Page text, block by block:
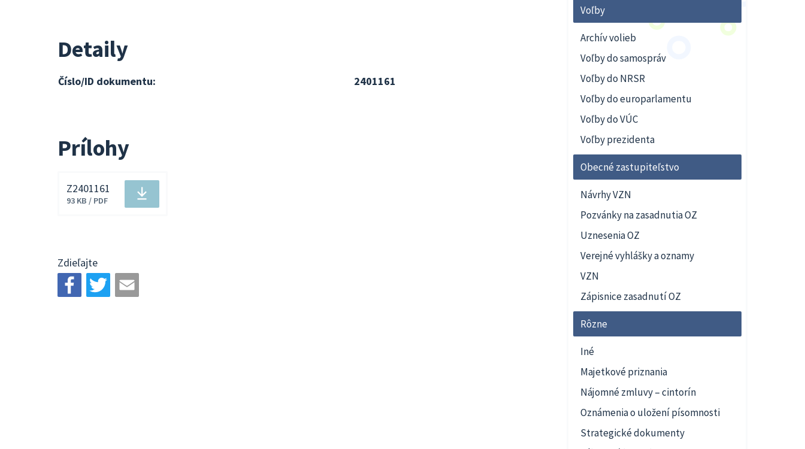
Detaily
Číslo/ID dokumentu: 2401161
Prílohy
Stiahnuť
Z2401161
93 KB / PDF
Zdieľajte
Voľby
Archív volieb
Voľby do samospráv
Voľby do NRSR
Voľby do europarlamentu
Voľby do VÚC
Voľby prezidenta
Obecné zastupiteľstvo
Návrhy VZN
Pozvánky na zasadnutia OZ
Uznesenia OZ
Verejné vyhlášky a oznamy
VZN
Zápisnice zasadnutí OZ
Rôzne
Iné
Majetkové priznania
Nájomné zmluvy – cintorín
Oznámenia o uložení písomnosti
Strategické dokumenty